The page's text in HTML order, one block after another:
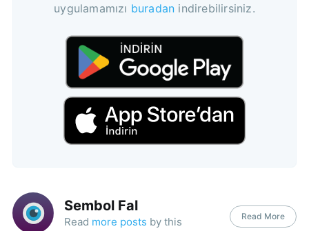
uygulamamızı buradan indirebilirsiniz.
Sembol Fal
Read more posts by this
Read More